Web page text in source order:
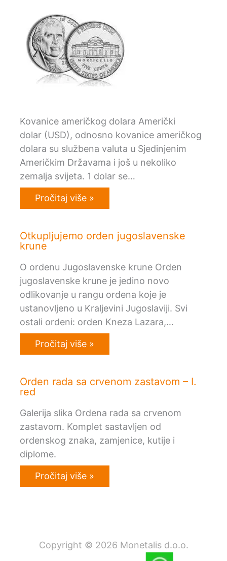
Kovanice američkog dolara Američki
dolar (USD), odnosno kovanice američkog
dolara su službena valuta u Sjedinjenim
Američkim Državama i još u nekoliko
zemalja svijeta. 1 dolar se…
Pročitaj više »
Otkupljujemo orden jugoslavenske
krune
O ordenu Jugoslavenske krune Orden
jugoslavenske krune je jedino novo
odlikovanje u rangu ordena koje je
ustanovljeno u Kraljevini Jugoslaviji. Svi
ostali ordeni: orden Kneza Lazara,…
Pročitaj više »
Orden rada sa crvenom zastavom – I.
red
Galerija slika Ordena rada sa crvenom
zastavom. Komplet sastavljen od
ordenskog znaka, zamjenice, kutije i
diplome.
Pročitaj više »
Copyright © 2026 Monetalis d.o.o.